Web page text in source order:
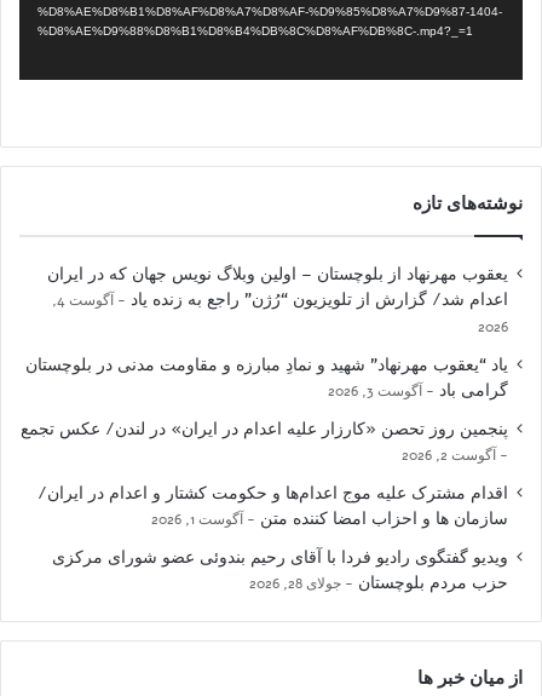
%D8%AE%D8%B1%D8%AF%D8%A7%D8%AF-%D9%85%D8%A7%D9%87-1404-
%D8%AE%D9%88%D8%B1%D8%B4%DB%8C%D8%AF%DB%8C-.mp4?_=1
نوشته‌های تازه
یعقوب مهرنهاد از بلوچستان – اولین وبلاگ نویس جهان که در ایران
اعدام شد/ گزارش از تلویزیون “رُژن” راجع به زنده یاد
آگوست 4,
2026
یاد “یعقوب مهرنهاد” شهید و نمادِ مبارزه و مقاومت مدنی در بلوچستان
گرامی باد
آگوست 3, 2026
پنجمین روز تحصن «کارزار علیه اعدام در ایران» در لندن/ عکس تجمع
آگوست 2, 2026
اقدام مشترک علیه موج اعدام‌ها و حکومت کشتار و اعدام در ایران/
سازمان ها و احزاب امضا کننده متن
آگوست 1, 2026
ویدیو گفتگوی رادیو فردا با آقای رحیم بندوئی عضو شورای مرکزی
حزب مردم بلوچستان
جولای 28, 2026
از میان خبر ها